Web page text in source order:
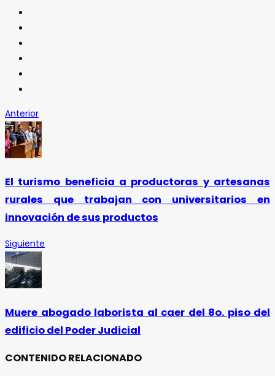
Anterior
El turismo beneficia a productoras y artesanas
rurales que trabajan con universitarios en
innovación de sus productos
Siguiente
Muere abogado laborista al caer del 8o. piso del
edificio del Poder Judicial
CONTENIDO RELACIONADO